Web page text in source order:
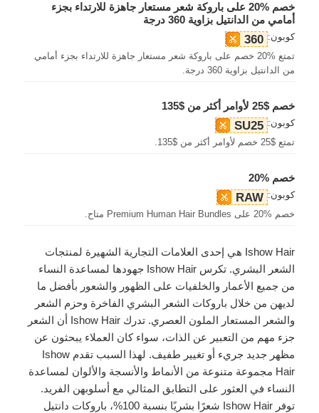
خصم %20 على باروكة شعر مستعار جاهزة للارتداء بجزء
أمامي من الدانتيل بزاوية 360 درجة
كوبون: 360
تمتع %20 خصم على باروكة شعر مستعار جاهزة للارتداء بجزء أمامي
من الدانتيل بزاوية 360 درجة.
خصم $25 لأوامر أكثر من $135
كوبون: SU25
تمتع $25 خصم لأوامر أكثر من $135.
خصم %20
كوبون: RAW
خصم %20 على Premium Human Hair Bundles متاح.
Ishow Hair هي إحدى العلامات التجارية الشهيرة لمنتجات
الشعر البشري. تكرس Ishow Hair جهودها لمساعدة النساء
من جميع الأعمار والخلفيات على الظهور والشعور بأفضل ما
لديهن من خلال باروكات الشعر البشري الفاخرة وحزم الشعر
والشعر المستعار الملون العصري. تدرك Ishow Hair أن الشعر
جزء مهم من التعبير عن الذات، سواء كان العملاء يبحثون عن
مظهر جديد جريء أو تغيير طفيف. لهذا السبب تقدم Ishow
Hair مجموعة متنوعة من الأنماط والأنسجة والألوان لمساعدة
النساء في العثور على التطابق المثالي مع أسلوبهن الفريد.
توفر Ishow Hair شعرًا بشريًا بنسبة 100%، باروكات دانتيل